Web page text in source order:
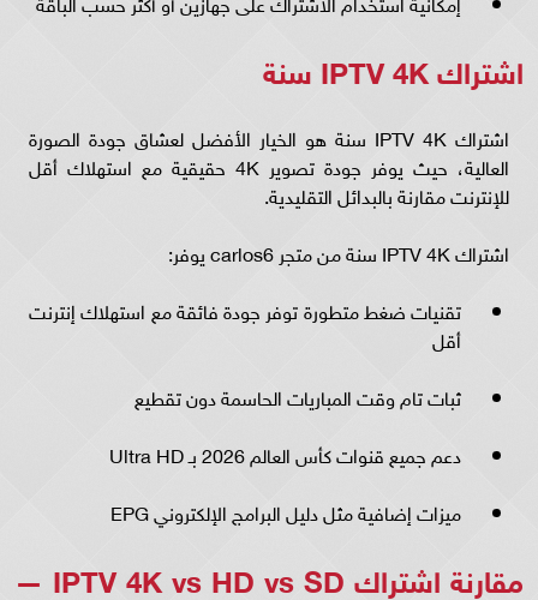
اشتراك IPTV 4K سنة
اشتراك IPTV 4K سنة هو الخيار الأفضل لعشاق جودة الصورة
العالية، حيث يوفر جودة تصوير 4K حقيقية مع استهلاك أقل
للإنترنت مقارنة بالبدائل التقليدية.
اشتراك IPTV 4K سنة من متجر carlos6 يوفر:
تقنيات ضغط متطورة توفر جودة فائقة مع استهلاك إنترنت
أقل
ثبات تام وقت المباريات الحاسمة دون تقطيع
دعم جميع قنوات كأس العالم 2026 بـ Ultra HD
ميزات إضافية مثل دليل البرامج الإلكتروني EPG
مقارنة اشتراك IPTV 4K vs HD vs SD —